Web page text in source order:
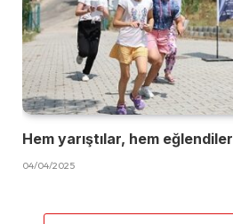
Hem yarıştılar, hem eğlendiler
04/04/2025